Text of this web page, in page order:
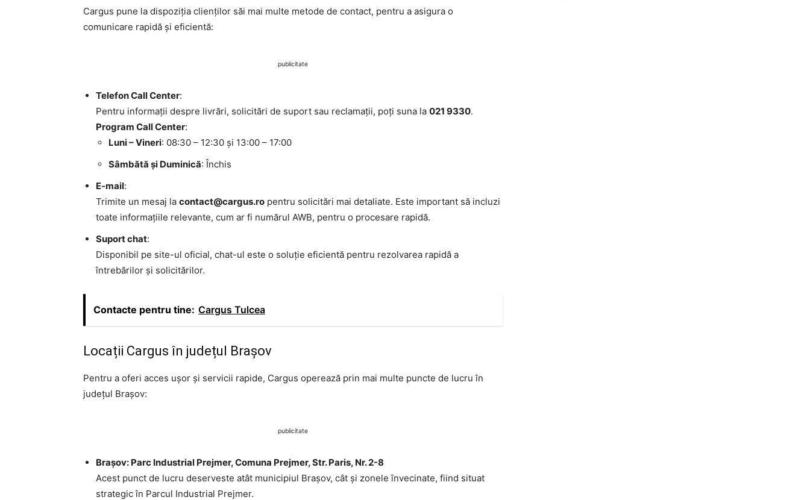
Cargus pune la dispoziția clienților săi mai multe metode de contact, pentru a asigura o
comunicare rapidă și eficientă:
publicitate
Telefon Call Center:
Pentru informații despre livrări, solicitări de suport sau reclamații, poți suna la 021 9330.
Program Call Center:
Luni – Vineri: 08:30 – 12:30 și 13:00 – 17:00
Sâmbătă și Duminică: Închis
E-mail:
Trimite un mesaj la contact@cargus.ro pentru solicitări mai detaliate. Este important să incluzi
toate informațiile relevante, cum ar fi numărul AWB, pentru o procesare rapidă.
Suport chat:
Disponibil pe site-ul oficial, chat-ul este o soluție eficientă pentru rezolvarea rapidă a
întrebărilor și solicitărilor.
Contacte pentru tine: Cargus Tulcea
Locații Cargus în județul Brașov
Pentru a oferi acces ușor și servicii rapide, Cargus operează prin mai multe puncte de lucru în
județul Brașov:
publicitate
Brașov: Parc Industrial Prejmer, Comuna Prejmer, Str. Paris, Nr. 2-8
Acest punct de lucru deserveste atât municipiul Brașov, cât și zonele învecinate, fiind situat
strategic în Parcul Industrial Prejmer.